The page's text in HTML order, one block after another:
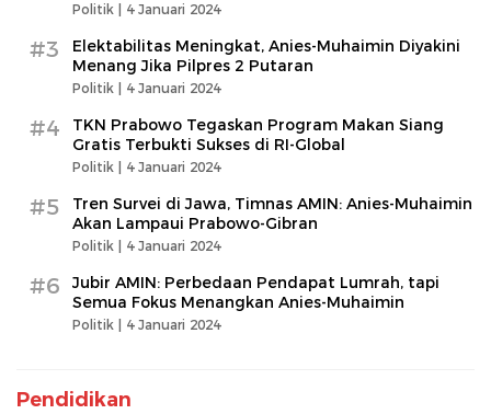
Politik | 4 Januari 2024
#3
Elektabilitas Meningkat, Anies-Muhaimin Diyakini
Menang Jika Pilpres 2 Putaran
Politik | 4 Januari 2024
#4
TKN Prabowo Tegaskan Program Makan Siang
Gratis Terbukti Sukses di RI-Global
Politik | 4 Januari 2024
#5
Tren Survei di Jawa, Timnas AMIN: Anies-Muhaimin
Akan Lampaui Prabowo-Gibran
Politik | 4 Januari 2024
#6
Jubir AMIN: Perbedaan Pendapat Lumrah, tapi
Semua Fokus Menangkan Anies-Muhaimin
Politik | 4 Januari 2024
Pendidikan